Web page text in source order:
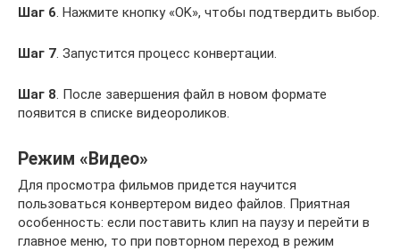
Шаг 6. Нажмите кнопку «OK», чтобы подтвердить выбор.
Шаг 7. Запустится процесс конвертации.
Шаг 8. После завершения файл в новом формате
появится в списке видеороликов.
Режим «Видео»
Для просмотра фильмов придется научится
пользоваться конвертером видео файлов. Приятная
особенность: если поставить клип на паузу и перейти в
главное меню, то при повторном переход в режим